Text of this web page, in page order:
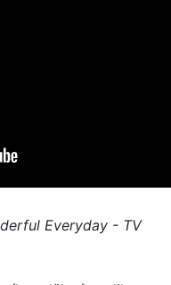
Everyday - TV